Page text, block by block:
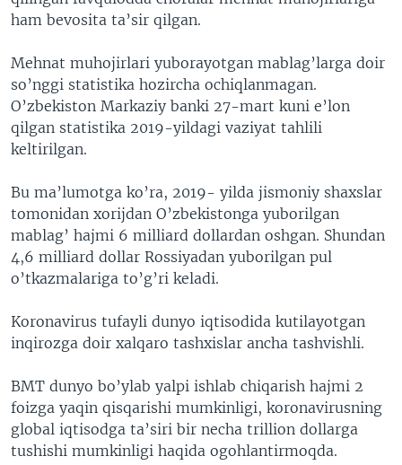
ham bevosita ta’sir qilgan.
Mehnat muhojirlari yuborayotgan mablag’larga doir
so’nggi statistika hozircha ochiqlanmagan.
O’zbekiston Markaziy banki 27-mart kuni e’lon
qilgan statistika 2019-yildagi vaziyat tahlili
keltirilgan.
Bu ma’lumotga ko’ra, 2019- yilda jismoniy shaxslar
tomonidan xorijdan O’zbekistonga yuborilgan
mablag’ hajmi 6 milliard dollardan oshgan. Shundan
4,6 milliard dollar Rossiyadan yuborilgan pul
o’tkazmalariga to’g’ri keladi.
Koronavirus tufayli dunyo iqtisodida kutilayotgan
inqirozga doir xalqaro tashxislar ancha tashvishli.
BMT dunyo bo’ylab yalpi ishlab chiqarish hajmi 2
foizga yaqin qisqarishi mumkinligi, koronavirusning
global iqtisodga ta’siri bir necha trillion dollarga
tushishi mumkinligi haqida ogohlantirmoqda.